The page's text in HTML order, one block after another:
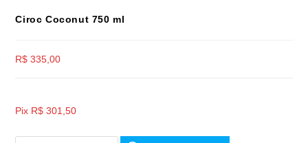
Ciroc Coconut 750 ml
R$ 335,00
Pix R$ 301,50